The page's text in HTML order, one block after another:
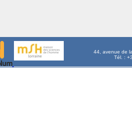
44, avenue de
Tél. :